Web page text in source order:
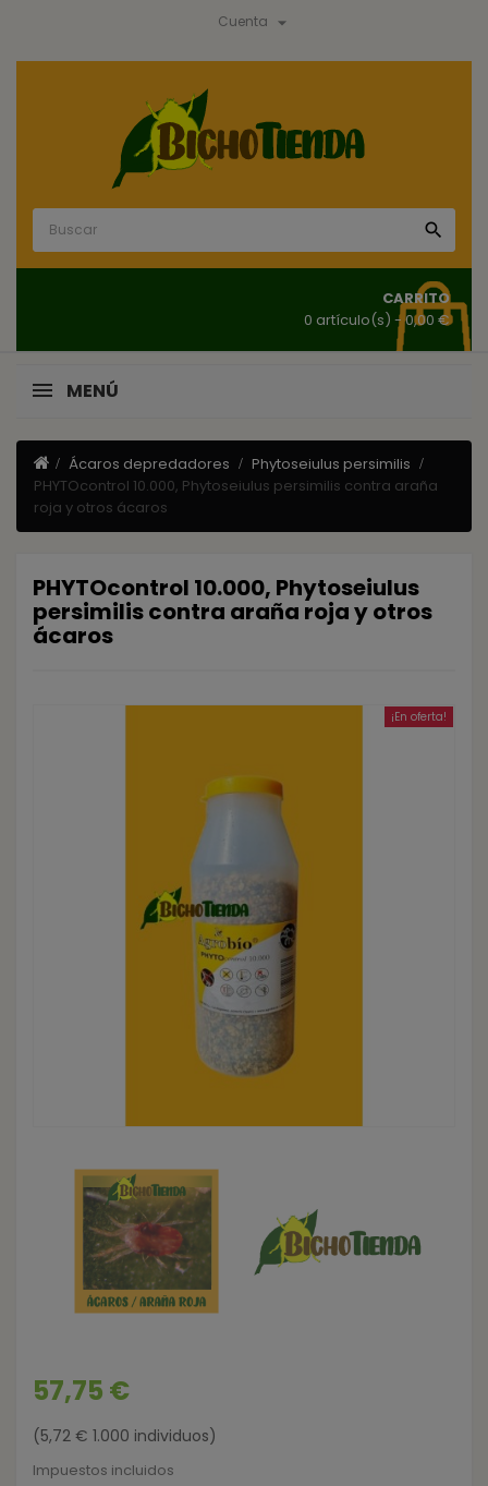
Cuenta 

CARRITO
0 artículo(s) - 0,00 €
MENÚ
Ácaros depredadores
Phytoseiulus persimilis
PHYTOcontrol 10.000, Phytoseiulus persimilis contra araña
roja y otros ácaros
PHYTOcontrol 10.000, Phytoseiulus
persimilis contra araña roja y otros
ácaros
¡En oferta!
57,75 €
(5,72 € 1.000 individuos)
Impuestos incluidos